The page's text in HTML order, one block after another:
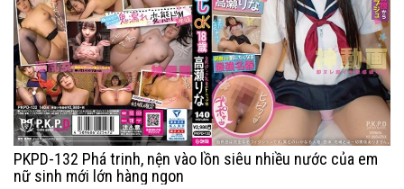
PKPD-132 Phá trinh, nện vào lồn siêu nhiều nước của em
nữ sinh mới lớn hàng ngon